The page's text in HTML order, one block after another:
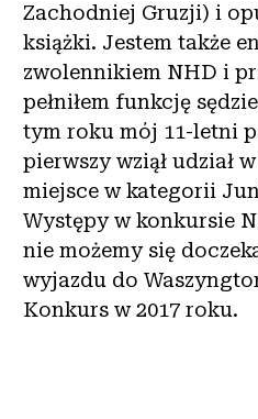
Zachodniej Gruzji) i
książki. Jestem także
zwolennikiem NHD i
pełniłem funkcję
tym roku mój 11-letni
pierwszy wziął udział
miejsce w kategorii
Występy w konkursie
nie możemy się
wyjazdu do
Konkurs w 2017 roku.